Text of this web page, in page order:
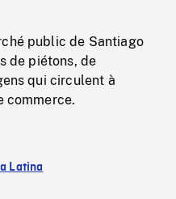
public de Santiago
de piétons, de
qui circulent à
commerce.
Latina